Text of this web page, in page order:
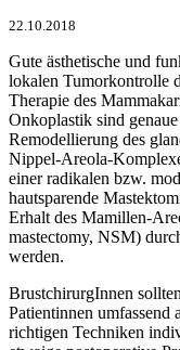
22.10.2018
Gute ästhetische und
lokalen Tumorkontrolle
Therapie des
Onkoplastik sind
Remodellierung des
Nippel-Areola-
einer radikalen bzw.
hautsparende
Erhalt des Mamillen-
mastectomy, NSM)
werden.
BrustchirurgInnen
Patientinnen umfassend
richtigen Techniken